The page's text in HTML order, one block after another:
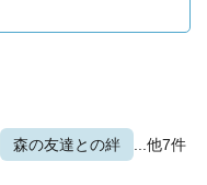
森の友達との絆 ...他7件